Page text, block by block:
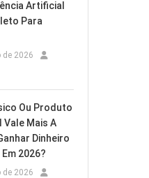
Artificial
Para
de 2026
Ou Produto
Vale Mais A
Dinheiro
2026?
de 2026